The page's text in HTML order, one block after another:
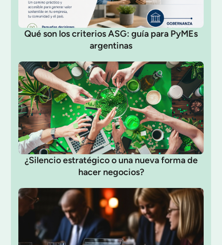
Qué son los criterios ASG: guía para PyMEs
argentinas
¿Silencio estratégico o una nueva forma de
hacer negocios?